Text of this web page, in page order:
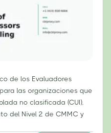
de los Evaluadores
las organizaciones que
no clasificada (CUI),
del Nivel 2 de CMMC y